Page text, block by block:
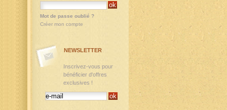
Mot de passe oublié ?
Créer mon compte
NEWSLETTER
Inscrivez-vous pour
bénéficier d'offres
exclusives !